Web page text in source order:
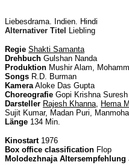
Liebesdrama. Indien. Hindi
Alternativer Titel
Liebling
Regie Shakti Samanta
Drehbuch Gulshan Nanda
Produktion Mushir Alam,
Songs R.D. Burman
KameraAloke Das Gupta
Choreografie Gopi Krishna Suresh
Darsteller Rajesh Khanna, Hema
Sujit Kumar, Madan Puri,
Länge 134 Min.
Kinostart1976
Box office classification Flop
Molodezhnaja Altersempfehlung